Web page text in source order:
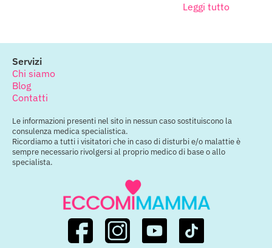
Leggi tutto
Servizi
Chi siamo
Blog
Contatti
Le informazioni presenti nel sito in nessun caso sostituiscono la
consulenza medica specialistica.
Ricordiamo a tutti i visitatori che in caso di disturbi e/o malattie è
sempre necessario rivolgersi al proprio medico di base o allo
specialista.